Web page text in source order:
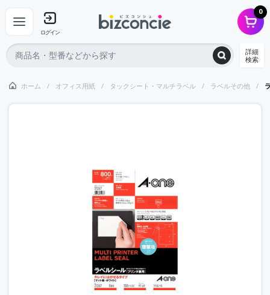
ログイン
0
詳細
検索
ホーム オフィス用紙 タックシート・マルチラベル ラベルその他